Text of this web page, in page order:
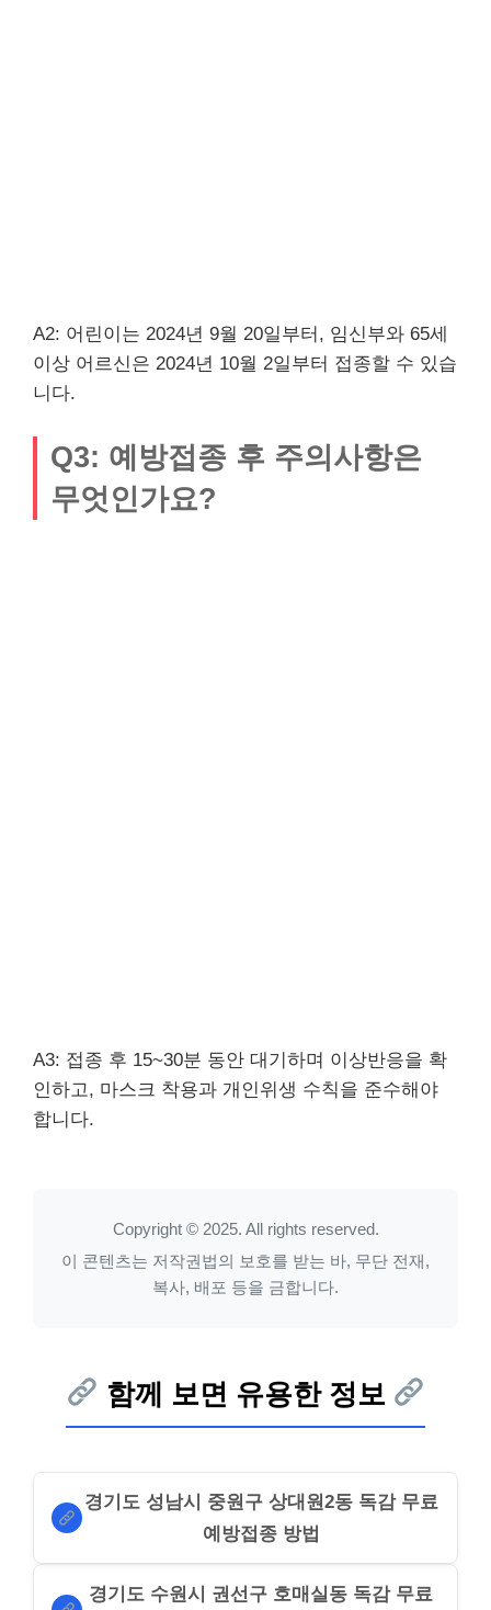
A2: 어린이는 2024년 9월 20일부터, 임신부와 65세
이상 어르신은 2024년 10월 2일부터 접종할 수 있습
니다.
Q3: 예방접종 후 주의사항은
무엇인가요?
A3: 접종 후 15~30분 동안 대기하며 이상반응을 확
인하고, 마스크 착용과 개인위생 수칙을 준수해야
합니다.
Copyright © 2025. All rights reserved.
이 콘텐츠는 저작권법의 보호를 받는 바, 무단 전재,
복사, 배포 등을 금합니다.
함께 보면 유용한 정보
경기도 성남시 중원구 상대원2동 독감 무료
예방접종 방법
경기도 수원시 권선구 호매실동 독감 무료